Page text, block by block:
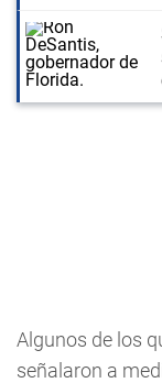
Algunos de los
señalaron a